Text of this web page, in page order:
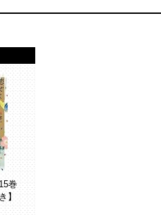
巻
】